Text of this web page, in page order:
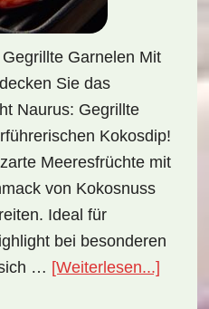
Garnelen Mit
Sie das
Naurus: Gegrillte
Kokosdip!
Meeresfrüchte mit
von Kokosnuss
Ideal für
bei besonderen
… [Weiterlesen...]